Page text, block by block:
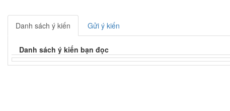
Danh sách ý kiến Gửi ý kiến
Danh sách ý kiến bạn đọc